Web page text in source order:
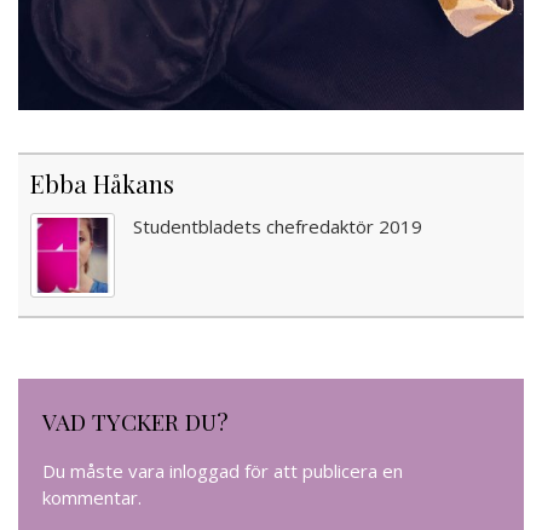
Ebba Håkans
Studentbladets chefredaktör 2019
VAD TYCKER DU?
Du måste vara inloggad för att publicera en
kommentar.